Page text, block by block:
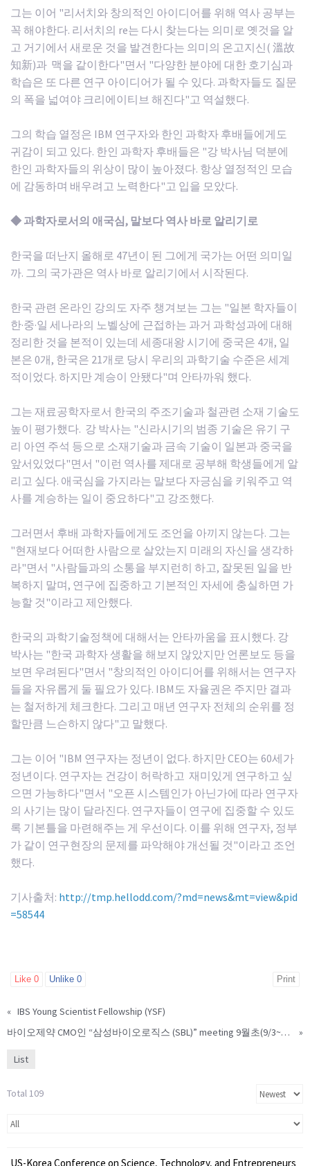
그는 이어 "리서치와 창의적인 아이디어를 위해 역사 공부는
꼭 해야한다. 리서치의 re는 다시 찾는다는 의미로 옛것을 알
고 거기에서 새로운 것을 발견한다는 의미의 온고지신( 溫故
知新)과 맥을 같이한다"면서 "다양한 분야에 대한 호기심과
학습은 또 다른 연구 아이디어가 될 수 있다. 과학자들도 질문
의 폭을 넓여야 크리에이티브 해진다"고 역설했다.
그의 학습 열정은 IBM 연구자와 한인 과학자 후배들에게도
귀감이 되고 있다. 한인 과학자 후배들은 "강 박사님 덕분에
한인 과학자들의 위상이 많이 높아졌다. 항상 열정적인 모습
에 감동하며 배우려고 노력한다"고 입을 모았다.
◆ 과학자로서의 애국심, 말보다 역사 바로 알리기로
한국을 떠난지 올해로 47년이 된 그에게 국가는 어떤 의미일
까. 그의 국가관은 역사 바로 알리기에서 시작된다.
한국 관련 온라인 강의도 자주 챙겨보는 그는 "일본 학자들이
한·중·일 세나라의 노벨상에 근접하는 과거 과학성과에 대해
정리한 것을 본적이 있는데 세종대왕 시기에 중국은 4개, 일
본은 0개, 한국은 21개로 당시 우리의 과학기술 수준은 세계
적이었다. 하지만 계승이 안됐다"며 안타까워 했다.
그는 재료공학자로서 한국의 주조기술과 철관련 소재 기술도
높이 평가했다. 강 박사는 "신라시기의 범종 기술은 유기 구
리 아연 주석 등으로 소재기술과 금속 기술이 일본과 중국을
앞서있었다"면서 "이런 역사를 제대로 공부해 학생들에게 알
리고 싶다. 애국심을 가지라는 말보다 자긍심을 키워주고 역
사를 계승하는 일이 중요하다"고 강조했다.
그러면서 후배 과학자들에게도 조언을 아끼지 않는다. 그는
"현재보다 어떠한 사람으로 살았는지 미래의 자신을 생각하
라"면서 "사람들과의 소통을 부지런히 하고, 잘못된 일을 반
복하지 말며, 연구에 집중하고 기본적인 자세에 충실하면 가
능할 것"이라고 제안했다.
한국의 과학기술정책에 대해서는 안타까움을 표시했다. 강
박사는 "한국 과학자 생활을 해보지 않았지만 언론보도 등을
보면 우려된다"면서 "창의적인 아이디어를 위해서는 연구자
들을 자유롭게 둘 필요가 있다. IBM도 자율권은 주지만 결과
는 철저하게 체크한다. 그리고 매년 연구자 전체의 순위를 정
할만큼 느슨하지 않다"고 말했다.
그는 이어 "IBM 연구자는 정년이 없다. 하지만 CEO는 60세가
정년이다. 연구자는 건강이 허락하고 재미있게 연구하고 싶
으면 가능하다"면서 "오픈 시스템인가 아닌가에 따라 연구자
의 사기는 많이 달라진다. 연구자들이 연구에 집중할 수 있도
록 기본틀을 마련해주는 게 우선이다. 이를 위해 연구자, 정부
가 같이 연구현장의 문제를 파악해야 개선될 것"이라고 조언
했다.
기사출처: http://tmp.hellodd.com/?md=news&mt=view&pid
=58544
Like 0 Unlike 0 Print
« IBS Young Scientist Fellowship (YSF)
바이오제약 CMO인 “삼성바이오로직스 (SBL)” meeting 9월초(9/3~9/4 전후)
»
List
Total 109
US-Korea Conference on Science, Technology, and Entrepreneurs